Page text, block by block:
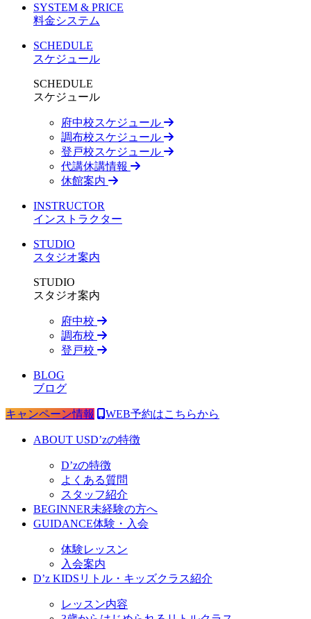
SYSTEM & PRICE
料金システム
SCHEDULE
スケジュール
SCHEDULE
スケジュール
府中校スケジュール
調布校スケジュール
登戸校スケジュール
代講休講情報
休館案内
INSTRUCTOR
インストラクター
STUDIO
スタジオ案内
STUDIO
スタジオ案内
府中校
調布校
登戸校
BLOG
ブログ
キャンペーン情報 WEB予約はこちらから
ABOUT USD’zの特徴
D’zの特徴
よくある質問
スタッフ紹介
BEGINNER未経験の方へ
GUIDANCE体験・入会
体験レッスン
入会案内
D’z KIDS リトル・キッズクラス紹介
レッスン内容